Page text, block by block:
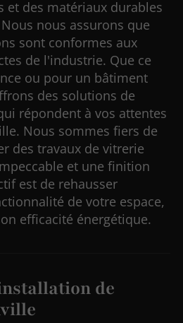
et des matériaux durables
nous assurons que
sont conformes aux
de l'industrie. Que ce
ou pour un bâtiment
des solutions de
répondent à vos attentes
Nous sommes fiers de
des travaux de vitrerie
et une finition
est de rehausser
de votre espace,
efficacité énergétique.
de